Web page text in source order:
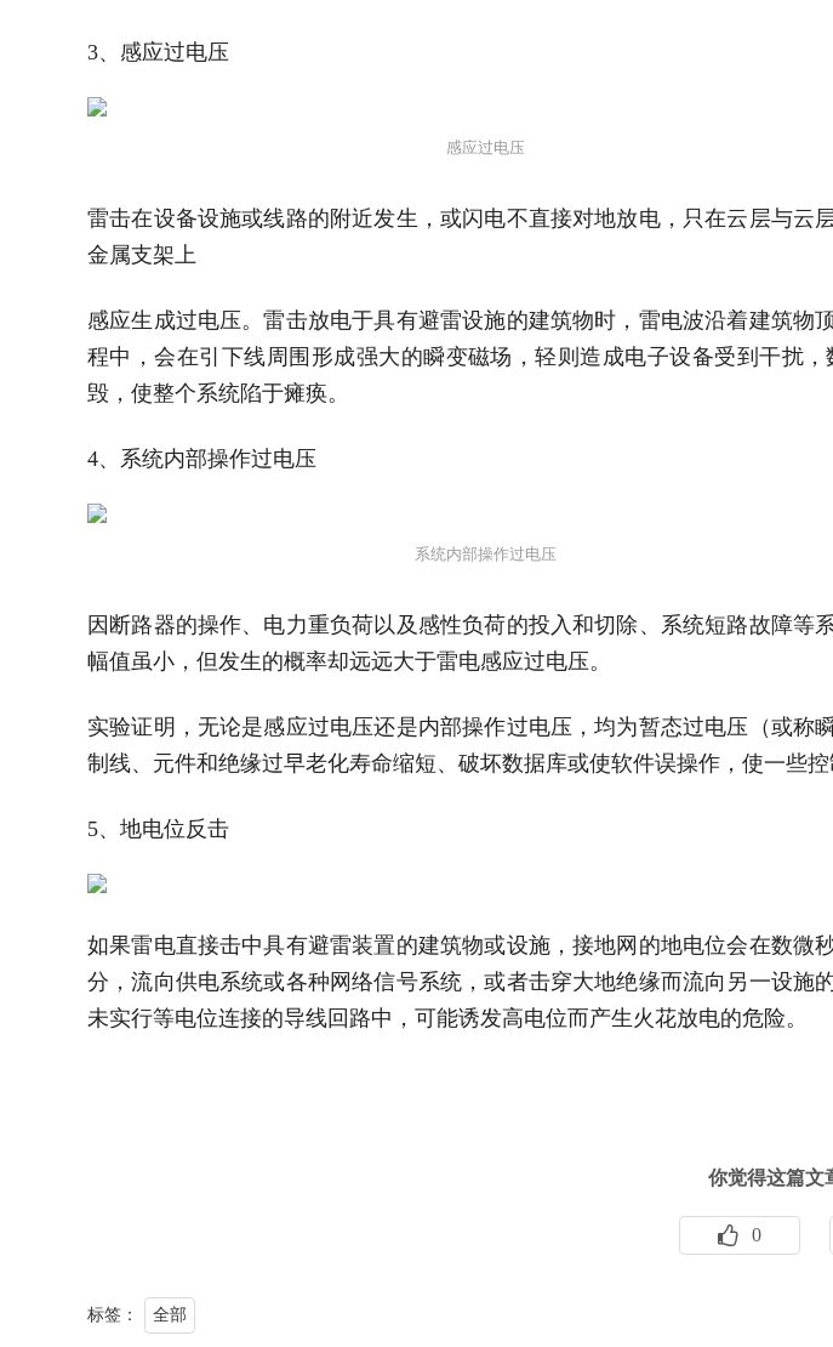
3、感应过电压
感应过电压
雷击在设备设施或线路的附近发生，或闪电不直接对地放电，只在云层与
金属支架上
感应生成过电压。雷击放电于具有避雷设施的建筑物时，雷电波沿着建筑物
程中，会在引下线周围形成强大的瞬变磁场，轻则造成电子设备受到干扰
毁，使整个系统陷于瘫痪。
4、系统内部操作过电压
系统内部操作过电压
因断路器的操作、电力重负荷以及感性负荷的投入和切除、系统短路故障
幅值虽小，但发生的概率却远远大于雷电感应过电压。
实验证明，无论是感应过电压还是内部操作过电压，均为暂态过电压（或
制线、元件和绝缘过早老化寿命缩短、破坏数据库或使软件误操作，使一些控
5、地电位反击
如果雷电直接击中具有避雷装置的建筑物或设施，接地网的地电位会在数
分，流向供电系统或各种网络信号系统，或者击穿大地绝缘而流向另一设
未实行等电位连接的导线回路中，可能诱发高电位而产生火花放电的危险。
你觉得这篇文
0
标签： 全部